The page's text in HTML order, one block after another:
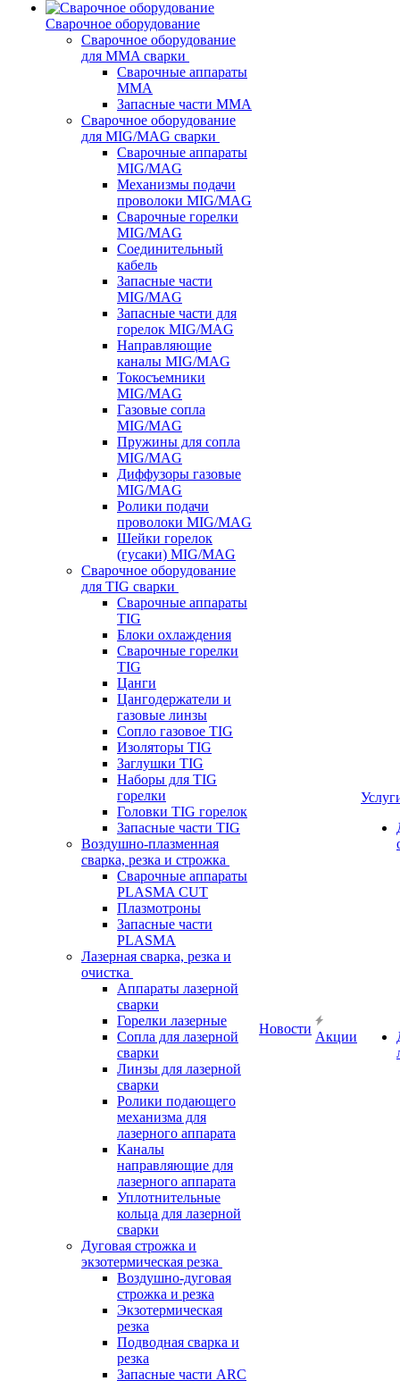
Сварочное оборудование
Сварочное оборудование
для MMA сварки
Сварочные аппараты
MMA
Запасные части MMA
Сварочное оборудование
для MIG/MAG сварки
Сварочные аппараты
MIG/MAG
Механизмы подачи
проволоки MIG/MAG
Сварочные горелки
MIG/MAG
Соединительный
кабель
Запасные части
MIG/MAG
Запасные части для
горелок MIG/MAG
Направляющие
каналы MIG/MAG
Токосъемники
MIG/MAG
Газовые сопла
MIG/MAG
Пружины для сопла
MIG/MAG
Диффузоры газовые
MIG/MAG
Ролики подачи
проволоки MIG/MAG
Шейки горелок
(гусаки) MIG/MAG
Сварочное оборудование
для TIG сварки
Сварочные аппараты
TIG
Блоки охлаждения
Сварочные горелки
TIG
Цанги
Цангодержатели и
газовые линзы
Сопло газовое TIG
Изоляторы TIG
Заглушки TIG
Наборы для TIG
горелки
Головки TIG горелок
Запасные части TIG
Воздушно-плазменная
сварка, резка и строжка
Сварочные аппараты
PLASMA CUT
Плазмотроны
Запасные части
PLASMA
Лазерная сварка, резка и
очистка
Аппараты лазерной
сварки
Горелки лазерные
Сопла для лазерной
сварки
Линзы для лазерной
сварки
Ролики подающего
механизма для
лазерного аппарата
Каналы
направляющие для
лазерного аппарата
Уплотнительные
кольца для лазерной
сварки
Дуговая строжка и
экзотермическая резка
Воздушно-дуговая
строжка и резка
Экзотермическая
резка
Подводная сварка и
резка
Запасные части ARC
Новости
Акции